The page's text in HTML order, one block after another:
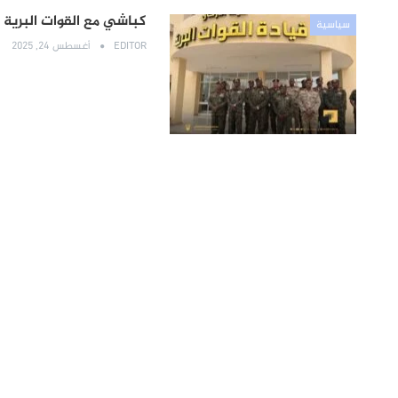
سياسية كباشي مع القوات
EDITOR أغسطس 24, 2025